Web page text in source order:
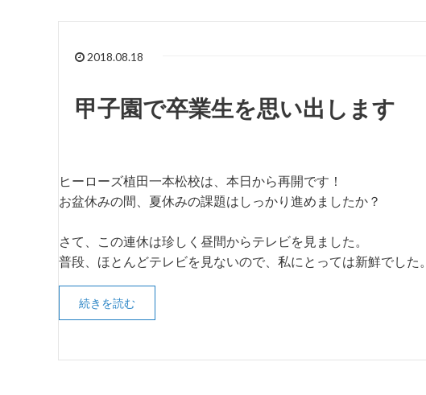
2018.08.18
甲子園で卒業生を思い出します
ヒーローズ植田一本松校は、本日から再開です！
お盆休みの間、夏休みの課題はしっかり進めましたか？
さて、この連休は珍しく昼間からテレビを見ました。
普段、ほとんどテレビを見ないので、私にとっては新鮮でした。
続きを読む